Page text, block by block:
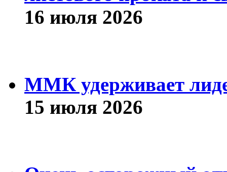
16 июля 2026
ММК удерживает
15 июля 2026